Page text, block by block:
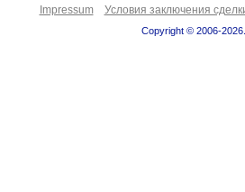
Impressum Условия заключения
Copyright © 2006-